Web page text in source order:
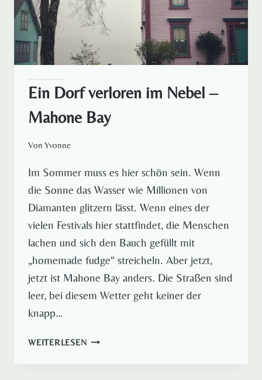
Ein Dorf verloren im Nebel –
Mahone Bay
Von Yvonne
Im Sommer muss es hier schön sein. Wenn
die Sonne das Wasser wie Millionen von
Diamanten glitzern lässt. Wenn eines der
vielen Festivals hier stattfindet, die Menschen
lachen und sich den Bauch gefüllt mit
„homemade fudge“ streicheln. Aber jetzt,
jetzt ist Mahone Bay anders. Die Straßen sind
leer, bei diesem Wetter geht keiner der
knapp…
WEITERLESENEIN
VERLOREN